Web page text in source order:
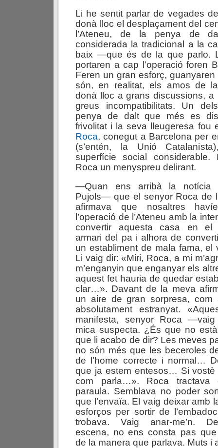
Li he sentit parlar de vegades
donà lloc el desplaçament del
l’Ateneu, de la penya de
considerada la tradicional a la
baix —que és de la que parlo.
portaren a cap l’operació foren
Feren un gran esforç,
són, en realitat, els amos de la
donà lloc a grans discussions, a
greus incompatibilitats. Un
penya de dalt que més es
frivolitat i la seva lleugeresa fou
Roca, conegut a Barcelona per
(s’entén, la Unió
superfície social
Roca un menyspreu delirant.
—Quan ens arribà la notícia
Pujols— que el senyor Roca de
afirmava que nosaltres
l’operació de l’Ateneu amb la
convertir aquesta casa en el
armari del pa i alhora de
un establiment de mala fama, el
Li vaig dir: «Miri, Roca, a mi
m’enganyin que enganyar els
aquest fet hauria de quedar
clar…». Davant de la meva
un aire de gran sorpresa, com
absolutament estranyat.
manifesta, senyor Roca
mica suspecta. ¿És que no
que li acabo de dir? Les meves
no són més que les beceroles
de l’home correcte i normal…
que ja estem entesos… Si vostè
com parla…». Roca tractava
paraula. Semblava no poder
que l’envaïa. El vaig deixar amb
esforços per sortir de
trobava. Vaig anar-me’n.
escena, no ens consta pas
de la manera que parlava. Muts i